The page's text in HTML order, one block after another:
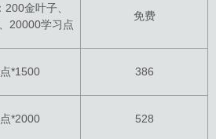
200金叶子、
20000学习点
免费
*1500 386
*2000 528